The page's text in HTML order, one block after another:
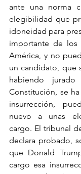
ante una norma
elegibilidad que
idoneidad para
importante de los
América, y no
un candidato, que
habiendo
Constitución, se
insurrección,
nuevo a unas
cargo. El tribunal
declara probado,
que Donald
cargo esa